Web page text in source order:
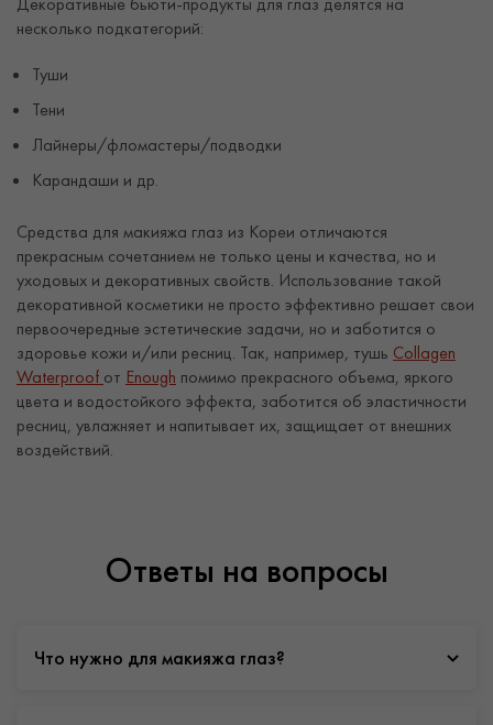
несколько подкатегорий:
Туши
Тени
Лайнеры/фломастеры/подводки
Карандаши и др.
Средства для макияжа глаз из Кореи отличаются
прекрасным сочетанием не только цены и качества, но и
уходовых и декоративных свойств. Использование такой
декоративной косметики не просто эффективно решает свои
первоочередные эстетические задачи, но и заботится о
здоровье кожи и/или ресниц. Так, например, тушь Collagen
Waterproof от Enough помимо прекрасного объема, яркого
цвета и водостойкого эффекта, заботится об эластичности
ресниц, увлажняет и напитывает их, защищает от внешних
воздействий.
Ответы на вопросы
Что нужно для макияжа глаз?